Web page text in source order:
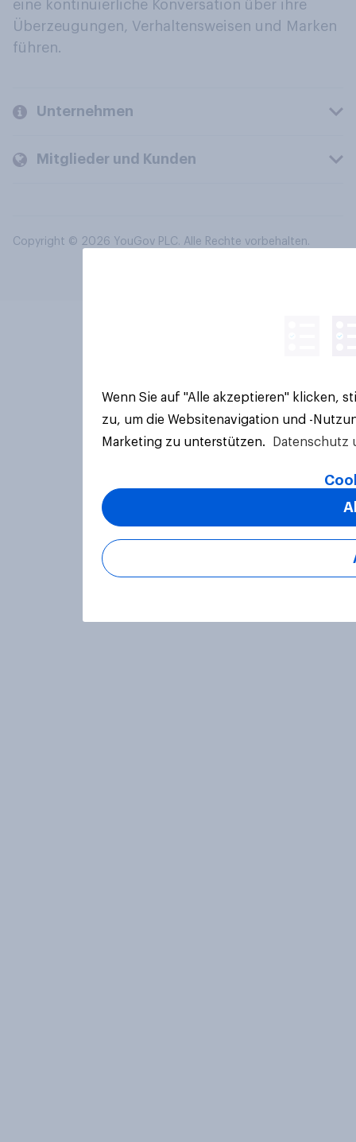
eine kontinuierliche Konversation über ihre
Überzeugungen, Verhaltensweisen und Marken
führen.
Unternehmen
Mitglieder und Kunden
Copyright © 2026 YouGov PLC. Alle Rechte vorbehalten.
Wenn Sie auf "Alle akzeptieren" klicken,
zu, um die Websitenavigation und -
Marketing zu unterstützen.
Datenschutz